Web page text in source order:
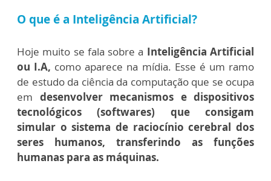
O que é a Inteligência Artificial?
Hoje muito se fala sobre a Inteligência Artificial
ou I.A, como aparece na mídia. Esse é um ramo
de estudo da ciência da computação que se ocupa
em desenvolver mecanismos e dispositivos
tecnológicos (softwares) que consigam
simular o sistema de raciocínio cerebral dos
seres humanos, transferindo as funções
humanas para as máquinas.